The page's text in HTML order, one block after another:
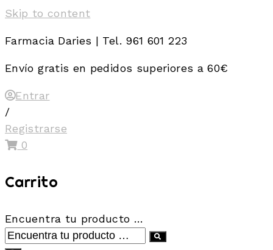
Skip to content
Farmacia Daries | Tel. 961 601 223
Envío gratis en pedidos superiores a 60€
Entrar
/
Registrarse
0
Carrito
Encuentra tu producto …